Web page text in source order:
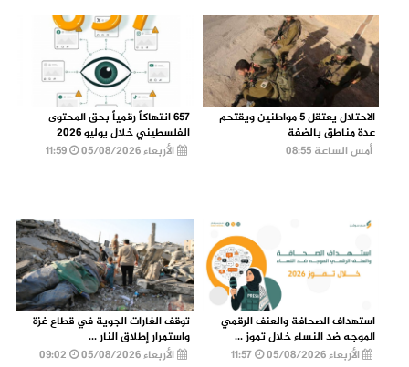
الاحتلال يعتقل 5 مواطنين ويقتحم
عدة مناطق بالضفة
أمس الساعة 08:55
657 انتهاكاً رقمياً بحق المحتوى
الفلسطيني خلال يوليو 2026
الأربعاء 05/08/2026
11:59
استهداف الصحافة والعنف الرقمي
الموجه ضد النساء خلال تموز ...
الأربعاء 05/08/2026
توقف الغارات الجوية في قطاع غزة
واستمرار إطلاق النار ...
الأربعاء 05/08/2026